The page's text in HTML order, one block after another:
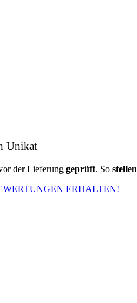
Unikat
der Lieferung geprüft. So stellen
ERHALTEN!